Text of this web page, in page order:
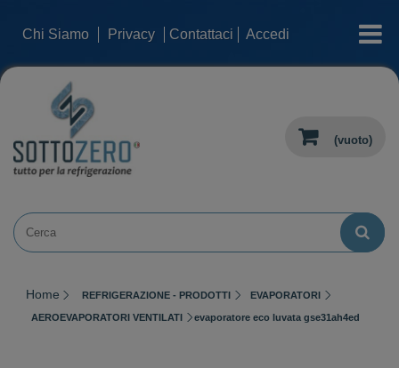
Chi Siamo Privacy Contattaci Accedi categorie
(vuoto)
Home REFRIGERAZIONE - PRODOTTI EVAPORATORI
AEROEVAPORATORI VENTILATI evaporatore eco luvata gse31ah4ed